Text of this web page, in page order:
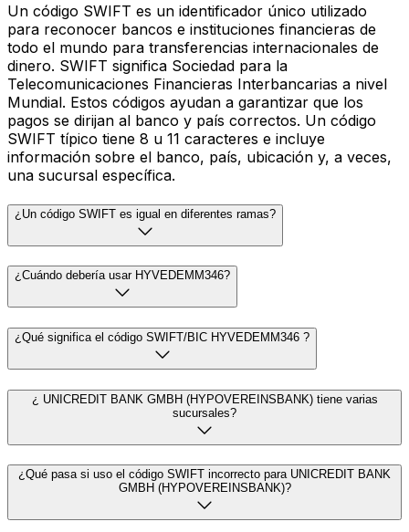
Un código SWIFT es un identificador único utilizado
para reconocer bancos e instituciones financieras de
todo el mundo para transferencias internacionales de
dinero. SWIFT significa Sociedad para la
Telecomunicaciones Financieras Interbancarias a nivel
Mundial. Estos códigos ayudan a garantizar que los
pagos se dirijan al banco y país correctos. Un código
SWIFT típico tiene 8 u 11 caracteres e incluye
información sobre el banco, país, ubicación y, a veces,
una sucursal específica.
¿Un código SWIFT es igual en diferentes ramas?
¿Cuándo debería usar HYVEDEMM346?
¿Qué significa el código SWIFT/BIC HYVEDEMM346 ?
¿ UNICREDIT BANK GMBH (HYPOVEREINSBANK) tiene varias
sucursales?
¿Qué pasa si uso el código SWIFT incorrecto para UNICREDIT BANK
GMBH (HYPOVEREINSBANK)?